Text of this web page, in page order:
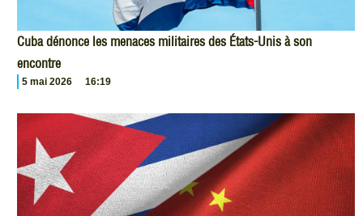
Cuba dénonce les menaces militaires des États-Unis à son
encontre
5 mai 2026 16:19